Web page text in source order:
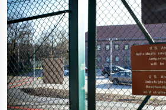
nord
wahrheit
verlag
verlag
veranstaltungen